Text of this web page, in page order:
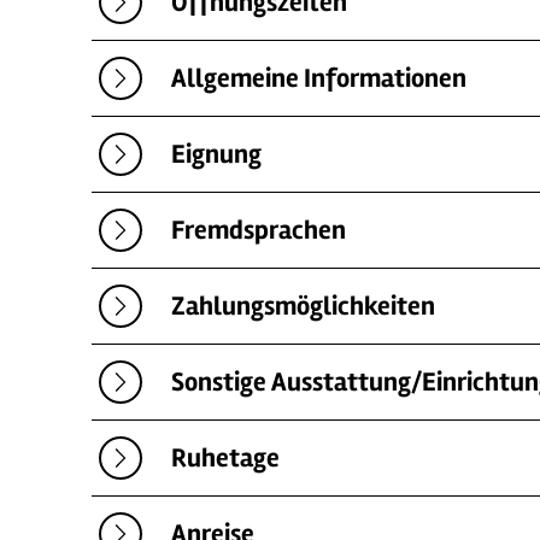
Allgemeine Informationen
Eignung
Fremdsprachen
Zahlungsmöglichkeiten
Sonstige Ausstattung/
Ruhetage